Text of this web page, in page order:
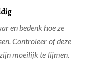
en bedenk hoe ze
Controleer of deze
moeilijk te lijmen.